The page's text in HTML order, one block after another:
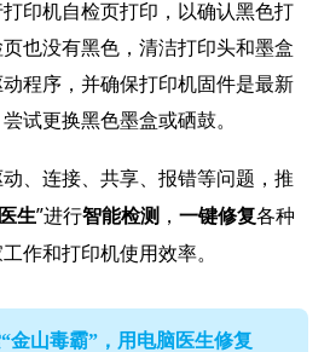
印机自检页打印，以确认黑色打
也没有黑色，清洁打印头和墨盒
程序，并确保打印机固件是最新
试更换黑色墨盒或硒鼓。
、连接、共享、报错等问题，推
生”进行智能检测， 一键修复各种
作和打印机使用效率。
金山毒霸”，用电脑医生修复